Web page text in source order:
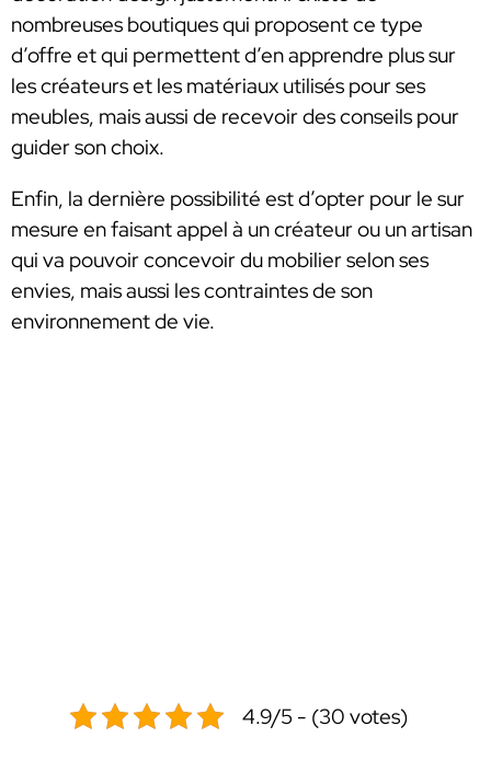
nombreuses boutiques qui proposent ce type
d’offre et qui permettent d’en apprendre plus sur
les créateurs et les matériaux utilisés pour ses
meubles, mais aussi de recevoir des conseils pour
guider son choix.
Enfin, la dernière possibilité est d’opter pour le sur
mesure en faisant appel à un créateur ou un artisan
qui va pouvoir concevoir du mobilier selon ses
envies, mais aussi les contraintes de son
environnement de vie.
4.9/5 - (30 votes)